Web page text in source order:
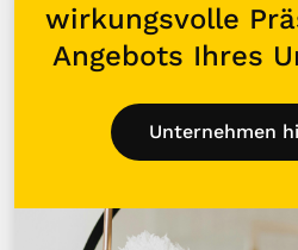
wirkungsvolle
Angebots Ihres
Unternehmen